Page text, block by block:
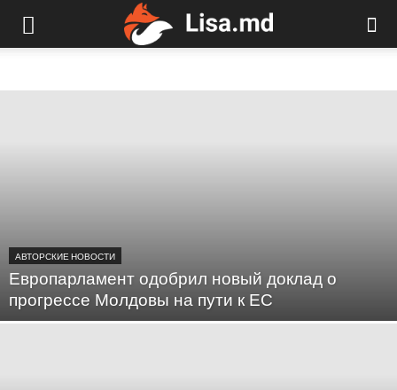
АВТОРСКИЕ НОВОСТИ
Европарламент одобрил новый доклад о
прогрессе Молдовы на пути к ЕС